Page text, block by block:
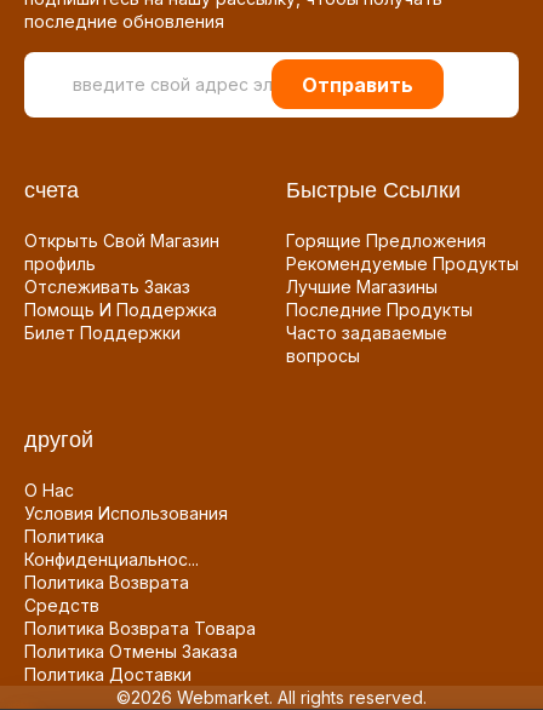
последние обновления
Отправить
счета
Открыть Свой Магазин
профиль
Отслеживать Заказ
Помощь И Поддержка
Билет Поддержки
Быстрые Ссылки
Горящие Предложения
Рекомендуемые Продукты
Лучшие Магазины
Последние Продукты
Часто задаваемые
вопросы
другой
О Нас
Условия Использования
Политика
Конфиденциальнос...
Политика Возврата
Средств
Политика Возврата Товара
Политика Отмены Заказа
Политика Доставки
©2026 Webmarket. All rights reserved.